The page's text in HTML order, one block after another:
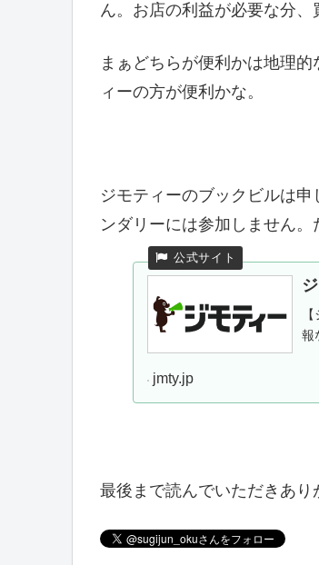
ん。お店の利益が必要な分、
まぁどちらが便利かは地理
ィーの方が便利かな。
ジモティーのブックビルは
ンダリーには参加しません。
報
jmty.jp
最後まで読んでいただきあり